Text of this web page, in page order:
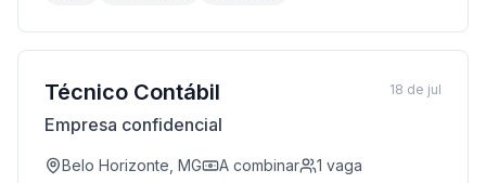
Técnico Contábil
Empresa confidencial
Belo Horizonte, MG A combinar 1 vaga
18 de jul